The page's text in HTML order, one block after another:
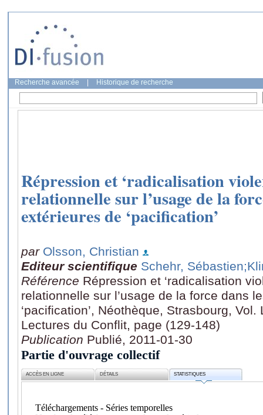
Recherche avancée Historique de recherche
Répression et ‘radicalisation
relationnelle sur l’usage de la
extérieures de ‘pacification’
par Olsson, Christian
Editeur scientifique Schehr, Sébastien
Référence Répression et ‘radicalisation
relationnelle sur l’usage de la force dans
‘pacification’, Néothèque, Strasbourg,
Lectures du Conflit, page (129-148)
Publication Publié, 2011-01-30
Partie d'ouvrage collectif
ACCÈS EN LIGNE DÉTAILS STATISTIQUES